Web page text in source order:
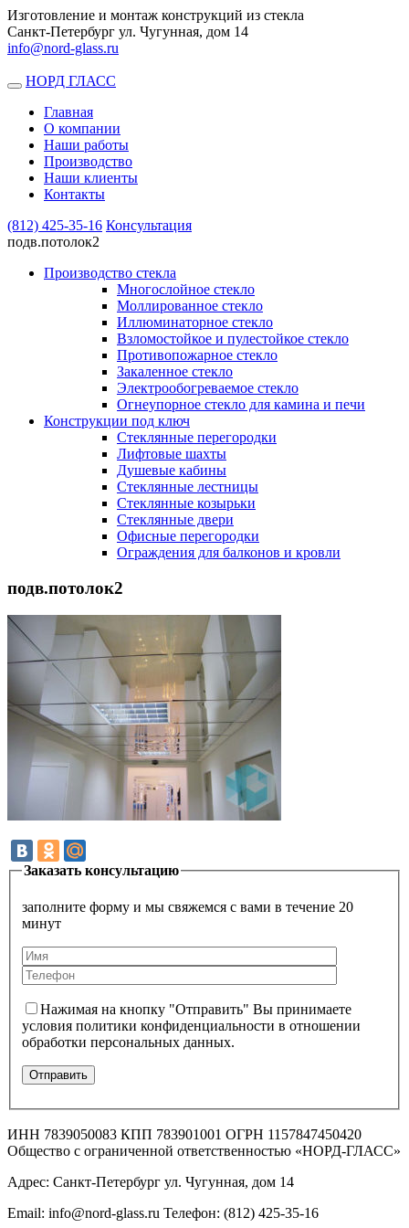
Изготовление и монтаж конструкций из стекла
Санкт-Петербург ул. Чугунная, дом 14
info@nord-glass.ru
Toggle
navigation
НОРД ГЛАСС
Главная
О компании
Наши работы
Производство
Наши клиенты
Контакты
(812) 425-35-16 Консультация
подв.потолок2
Производство стекла
Многослойное стекло
Моллированное стекло
Иллюминаторное стекло
Взломостойкое и пулестойкое стекло
Противопожарное стекло
Закаленное стекло
Электрообогреваемое стекло
Огнеупорное стекло для камина и печи
Конструкции под ключ
Стеклянные перегородки
Лифтовые шахты
Душевые кабины
Cтеклянные лестницы
Cтеклянные козырьки
Cтеклянные двери
Офисные перегородки
Ограждения для балконов и кровли
подв.потолок2
Заказать консультацию
заполните форму и мы свяжемся с вами в течение 20
минут
Нажимая на кнопку "Отправить" Вы принимаете
условия политики конфиденциальности в отношении
обработки персональных данных.
ИНН 7839050083 КПП 783901001 ОГРН 1157847450420
Общество с ограниченной ответственностью «НОРД-ГЛАСС»
Адрес: Санкт-Петербург ул. Чугунная, дом 14
Email: info@nord-glass.ru Телефон: (812) 425-35-16